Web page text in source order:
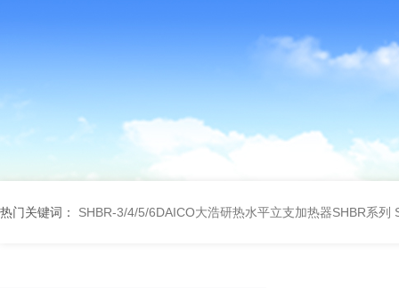
热门关键词： SHBR-3/4/5/6DAICO大浩研热水平立支加热器SHBR系列